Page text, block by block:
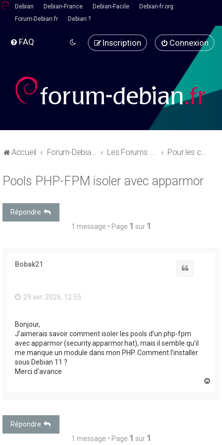
Debian Debian-France Debian-Facile
Debian-fr.org
Forum-Debian.fr
Debian ?
FAQ Connexion
Inscription
Accueil Forum-Debian.fr Les Forums d'aide Pour les codeurs
Pools PHP-FPM isoler avec apparmor
Répondre
1 message • Page 1 sur 1
Bobak21
29 avr. 2026, 12:55
Bonjour,
J’aimerais savoir comment isoler les pools d’un php-fpm
avec apparmor (security.apparmor.hat), mais il semble qu’il
me manque un module dans mon PHP. Comment l’installer
sous Debian 11 ?
Merci d'avance
Répondre
1 message • Page 1 sur 1